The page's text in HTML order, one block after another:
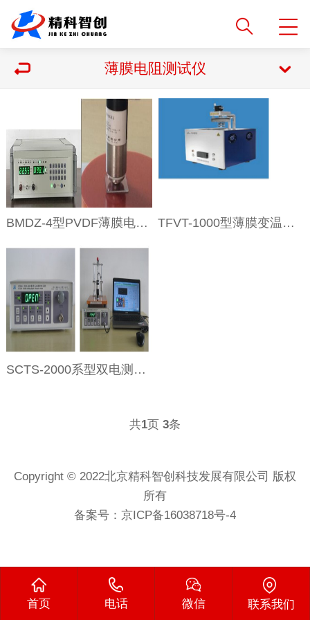
薄膜电阻测试仪
BMDZ-4型PVDF薄膜电阻综合测试仪 TFVT-1000型薄膜变温电阻测试仪
SCTS-2000系型双电测式四探针测试仪
共1页 3条
Copyright © 2022北京精科智创科技发展有限公司 版权
所有
备案号： 京ICP备16038718号-4
首页 电话 微信 联系我们